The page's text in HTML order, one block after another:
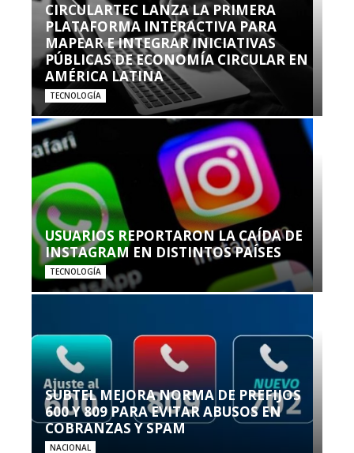
CIRCULARTEC LANZA LA PRIMERA
PLATAFORMA INTERACTIVA PARA
MAPEAR E INTEGRAR INICIATIVAS
PÚBLICAS DE ECONOMÍA CIRCULAR EN
AMÉRICA LATINA
TECNOLOGÍA
USUARIOS REPORTARON LA CAÍDA DE
INSTAGRAM EN DISTINTOS PAÍSES
TECNOLOGÍA
SUBTEL MEJORA NORMA DE PREFIJOS
600 Y 809 PARA EVITAR ABUSOS EN
COBRANZAS Y SPAM
NACIONAL